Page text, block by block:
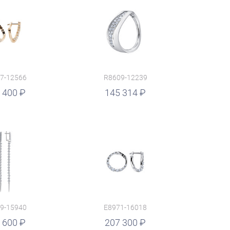
12566
400
R8609-12239
145 314
15940
600
E8971-16018
207 300